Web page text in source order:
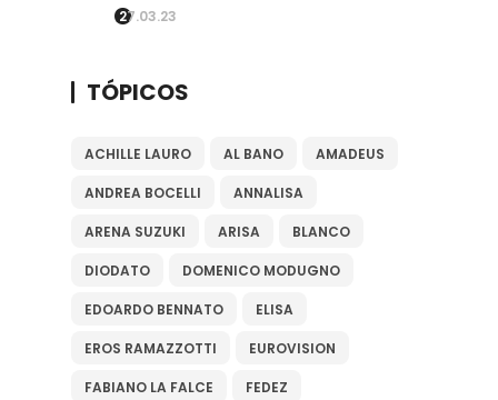
27.03.23
TÓPICOS
ACHILLE LAURO AL BANO AMADEUS
ANDREA BOCELLI ANNALISA
ARENA SUZUKI ARISA BLANCO
DIODATO DOMENICO MODUGNO
EDOARDO BENNATO ELISA
EROS RAMAZZOTTI EUROVISION
FABIANO LA FALCE FEDEZ